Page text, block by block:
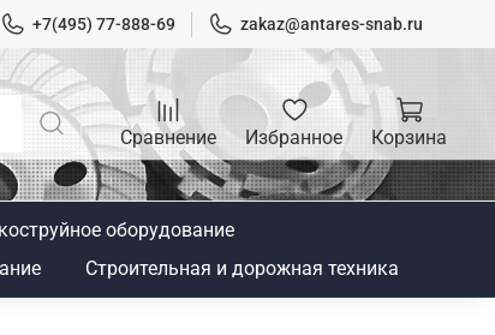
+7(495) 77-888-69 zakaz@antares-snab.ru
Сравнение Избранное Корзина
оборудование
Строительная и дорожная техника